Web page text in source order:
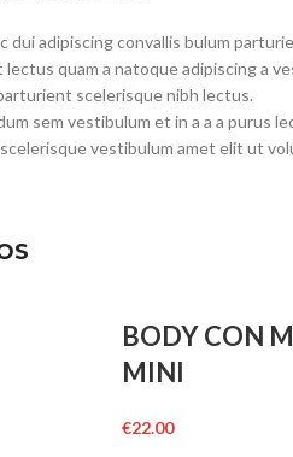
dui adipiscing convallis bulum
quam a natoque adipiscing a
scelerisque nibh lectus.
sem vestibulum et in a a a
vestibulum amet elit ut
BODY CON
MINI
€22.00